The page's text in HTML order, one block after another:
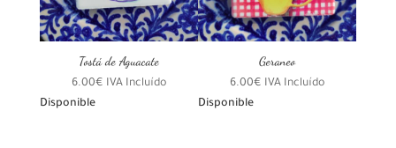
Tostá de Aguacate
6.00€ IVA Incluído
Disponible
Geraneo
6.00€ IVA Incluído
Disponible